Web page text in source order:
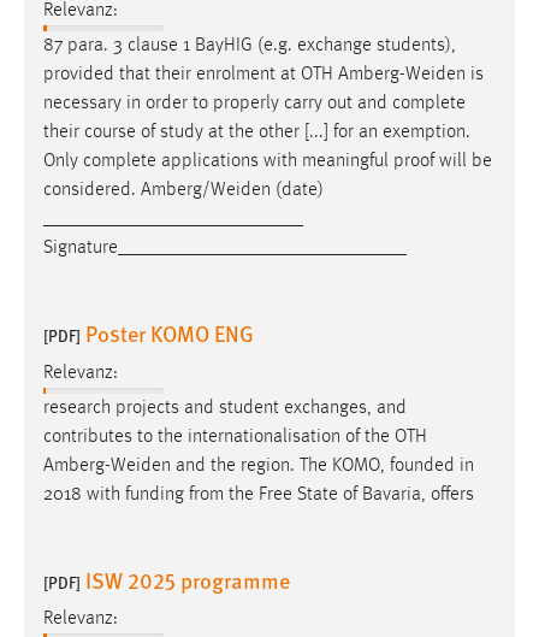
Relevanz:
87 para. 3 clause 1 BayHIG (e.g. exchange students),
provided that their enrolment at OTH Amberg-Weiden is
necessary in order to properly carry out and complete
their course of study at the other [...] for an exemption.
Only complete applications with meaningful proof will be
considered. Amberg/Weiden (date)
Signature______________________________
[PDF] Poster KOMO ENG
Relevanz:
research projects and student exchanges, and
contributes to the internationalisation of the OTH
Amberg-Weiden and the region. The KOMO, founded in
2018 with funding from the Free State of Bavaria, offers
[PDF] ISW 2025 programme
Relevanz: